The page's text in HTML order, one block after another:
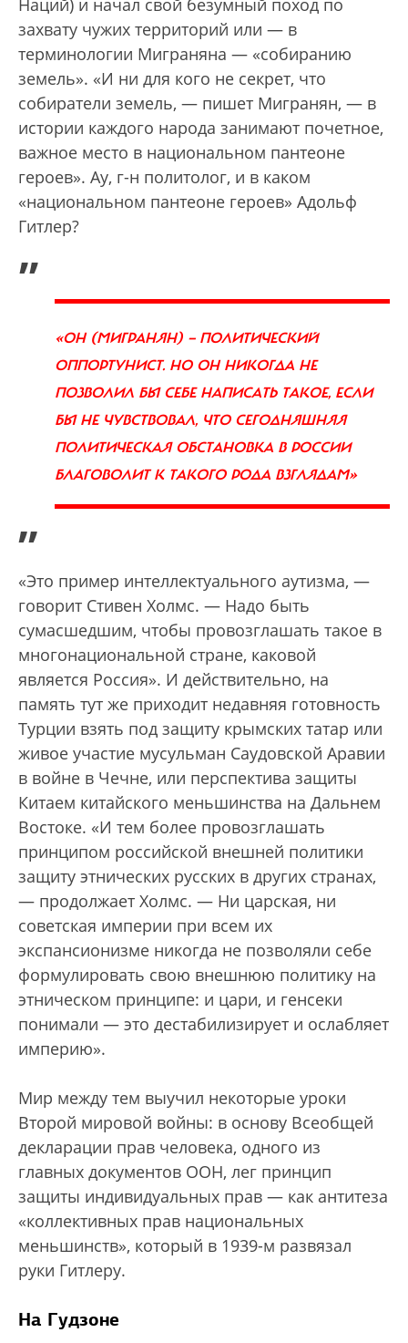
Наций) и начал свой безумный поход по
захвату чужих территорий или — в
терминологии Миграняна — «собиранию
земель». «И ни для кого не секрет, что
собиратели земель, — пишет Мигранян, — в
истории каждого народа занимают почетное,
важное место в национальном пантеоне
героев». Ау, г-н политолог, и в каком
«национальном пантеоне героев» Адольф
Гитлер?
„
«ОН (МИГРАНЯН) — ПОЛИТИЧЕСКИЙ
ОППОРТУНИСТ. НО ОН НИКОГДА НЕ
ПОЗВОЛИЛ БЫ СЕБЕ НАПИСАТЬ ТАКОЕ, ЕСЛИ
БЫ НЕ ЧУВСТВОВАЛ, ЧТО СЕГОДНЯШНЯЯ
ПОЛИТИЧЕСКАЯ ОБСТАНОВКА В РОССИИ
БЛАГОВОЛИТ К ТАКОГО РОДА ВЗГЛЯДАМ»
”
«Это пример интеллектуального аутизма, —
говорит Стивен Холмс. — Надо быть
сумасшедшим, чтобы провозглашать такое в
многонациональной стране, каковой
является Россия». И действительно, на
память тут же приходит недавняя готовность
Турции взять под защиту крымских татар или
живое участие мусульман Саудовской Аравии
в войне в Чечне, или перспектива защиты
Китаем китайского меньшинства на Дальнем
Востоке. «И тем более провозглашать
принципом российской внешней политики
защиту этнических русских в других странах,
— продолжает Холмс. — Ни царская, ни
советская империи при всем их
экспансионизме никогда не позволяли себе
формулировать свою внешнюю политику на
этническом принципе: и цари, и генсеки
понимали — это дестабилизирует и ослабляет
империю».
Мир между тем выучил некоторые уроки
Второй мировой войны: в основу Всеобщей
декларации прав человека, одного из
главных документов ООН, лег принцип
защиты индивидуальных прав — как антитеза
«коллективных прав национальных
меньшинств», который в 1939-м развязал
руки Гитлеру.
На Гудзоне